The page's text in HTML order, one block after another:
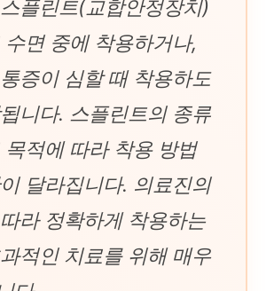
플린트(교합안정장치)
수면 중에 착용하거나,
증이 심할 때 착용하도
니다. 스플린트의 종류
목적에 따라 착용 방법
달라집니다. 의료진의
라 정확하게 착용하는
적인 치료를 위해 매우